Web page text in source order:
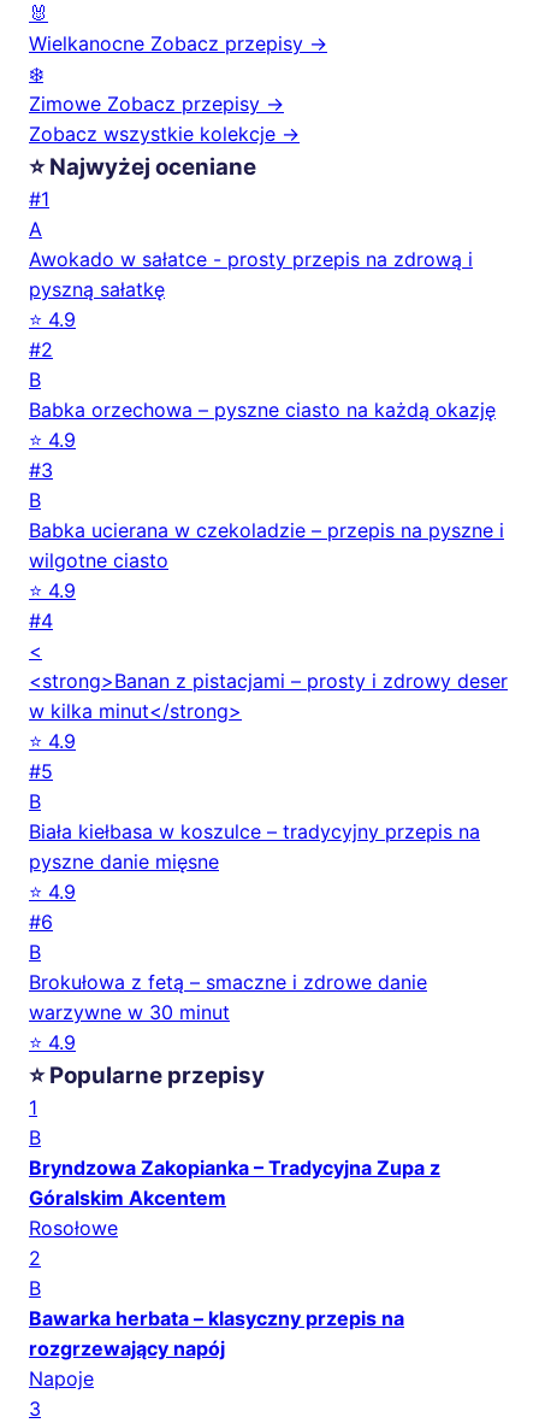
🐰
Wielkanocne Zobacz przepisy →
❄️
Zimowe Zobacz przepisy →
Zobacz wszystkie kolekcje →
⭐ Najwyżej oceniane
#1
A
Awokado w sałatce - prosty przepis na zdrową i
pyszną sałatkę
⭐ 4.9
#2
B
Babka orzechowa – pyszne ciasto na każdą okazję
⭐ 4.9
#3
B
Babka ucierana w czekoladzie – przepis na pyszne i
wilgotne ciasto
⭐ 4.9
#4
<
<strong>Banan z pistacjami – prosty i zdrowy deser
w kilka minut</strong>
⭐ 4.9
#5
B
Biała kiełbasa w koszulce – tradycyjny przepis na
pyszne danie mięsne
⭐ 4.9
#6
B
Brokułowa z fetą – smaczne i zdrowe danie
warzywne w 30 minut
⭐ 4.9
⭐ Popularne przepisy
1
B
Bryndzowa Zakopianka – Tradycyjna Zupa z
Góralskim Akcentem
Rosołowe
2
B
Bawarka herbata – klasyczny przepis na
rozgrzewający napój
Napoje
3